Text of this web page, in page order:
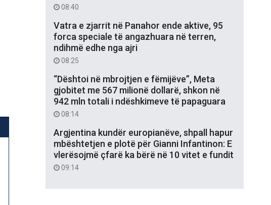
08:40
Vatra e zjarrit në Panahor ende aktive, 95
forca speciale të angazhuara në terren,
ndihmë edhe nga ajri
08:25
“Dështoi në mbrojtjen e fëmijëve”, Meta
gjobitet me 567 milionë dollarë, shkon në
942 mln totali i ndëshkimeve të papaguara
08:14
Argjentina kundër europianëve, shpall hapur
mbështetjen e plotë për Gianni Infantinon: E
vlerësojmë çfarë ka bërë në 10 vitet e fundit
09:14